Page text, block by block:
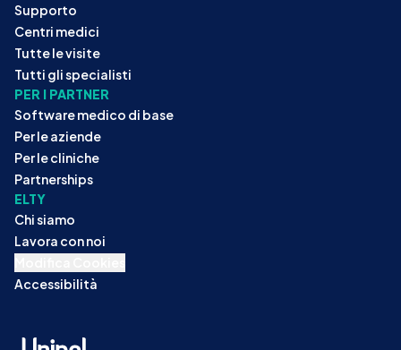
Supporto
Centri medici
Tutte le visite
Tutti gli specialisti
PER I PARTNER
Software medico di base
Per le aziende
Per le cliniche
Partnerships
ELTY
Chi siamo
Lavora con noi
Accessibilità